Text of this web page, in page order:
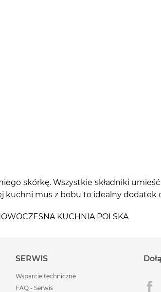
skórkę. Wszystkie składniki
kuchni mus z bobu to idealny dodatek
KUCHNIA POLSKA
SERWIS
Wsparcie techniczne
FAQ - Serwis